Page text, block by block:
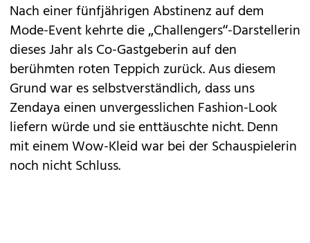
Nach einer fünfjährigen Abstinenz auf dem
Mode-Event kehrte die „Challengers“-Darstellerin
dieses Jahr als Co-Gastgeberin auf den
berühmten roten Teppich zurück. Aus diesem
Grund war es selbstverständlich, dass uns
Zendaya einen unvergesslichen Fashion-Look
liefern würde und sie enttäuschte nicht. Denn
mit einem Wow-Kleid war bei der Schauspielerin
noch nicht Schluss.